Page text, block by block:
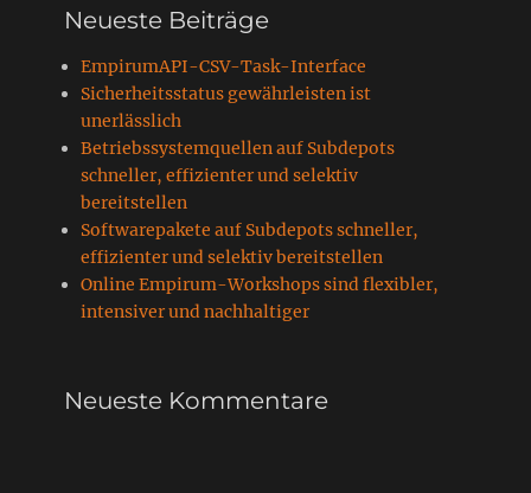
Neueste Beiträge
EmpirumAPI-CSV-Task-Interface
Sicherheitsstatus gewährleisten ist
unerlässlich
Betriebssystemquellen auf Subdepots
schneller, effizienter und selektiv
bereitstellen
Softwarepakete auf Subdepots schneller,
effizienter und selektiv bereitstellen
Online Empirum-Workshops sind flexibler,
intensiver und nachhaltiger
Neueste Kommentare